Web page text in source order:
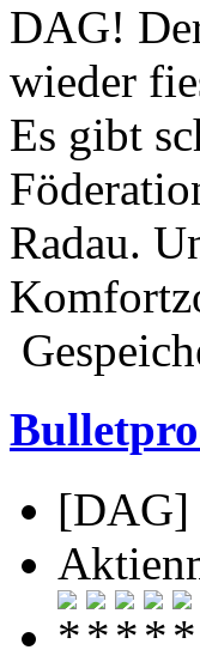
DAG!
wieder
Es gibt
Radau.
[DAG]